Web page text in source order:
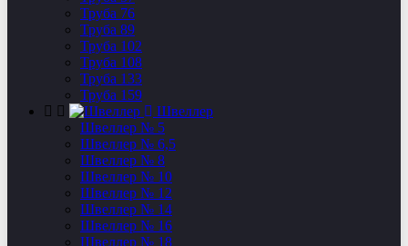
Труба 76
Труба 89
Труба 102
Труба 108
Труба 133
Труба 159
Швеллер
Швеллер № 5
Швеллер № 6,5
Швеллер № 8
Швеллер № 10
Швеллер № 12
Швеллер № 14
Швеллер № 16
Швеллер № 18